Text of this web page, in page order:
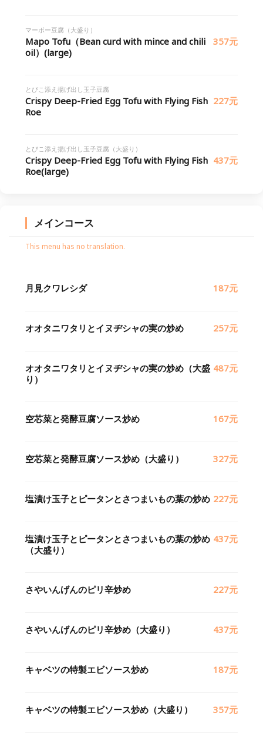
マーボー豆腐（大盛り）
Mapo Tofu（Bean curd with mince and chili
oil）(large)
357元
とびこ添え揚げ出し玉子豆腐
Crispy Deep-Fried Egg Tofu with Flying Fish
Roe
227元
とびこ添え揚げ出し玉子豆腐（大盛り）
Crispy Deep-Fried Egg Tofu with Flying Fish
Roe(large)
437元
メインコース
This menu has no translation.
月見クワレシダ 187元
オオタニワタリとイヌヂシャの実の炒め 257元
オオタニワタリとイヌヂシャの実の炒め（大盛
り）
487元
空芯菜と発酵豆腐ソース炒め 167元
空芯菜と発酵豆腐ソース炒め（大盛り） 327元
塩漬け玉子とピータンとさつまいもの葉の炒め 227元
塩漬け玉子とピータンとさつまいもの葉の炒め
（大盛り）
437元
さやいんげんのピリ辛炒め 227元
さやいんげんのピリ辛炒め（大盛り） 437元
キャベツの特製エビソース炒め 187元
キャベツの特製エビソース炒め（大盛り） 357元